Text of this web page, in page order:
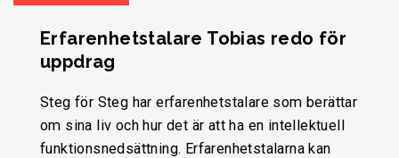
Erfarenhetstalare Tobias redo för
uppdrag
Steg för Steg har erfarenhetstalare som berättar
om sina liv och hur det är att ha en intellektuell
funktionsnedsättning. Erfarenhetstalarna kan